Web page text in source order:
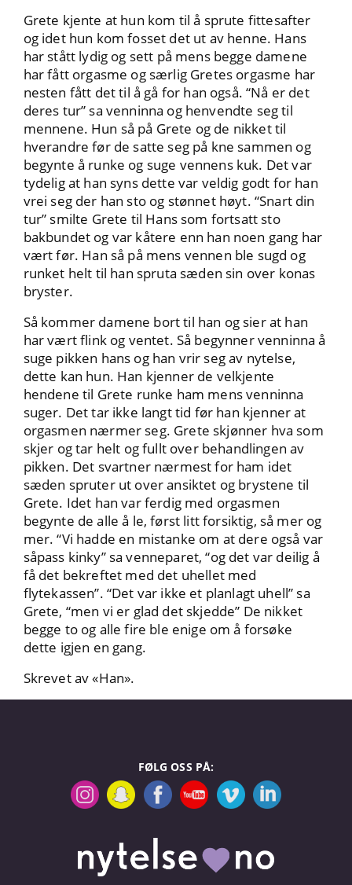
Grete kjente at hun kom til å sprute fittesafter
og idet hun kom fosset det ut av henne. Hans
har stått lydig og sett på mens begge damene
har fått orgasme og særlig Gretes orgasme har
nesten fått det til å gå for han også. “Nå er det
deres tur” sa venninna og henvendte seg til
mennene. Hun så på Grete og de nikket til
hverandre før de satte seg på kne sammen og
begynte å runke og suge vennens kuk. Det var
tydelig at han syns dette var veldig godt for han
vrei seg der han sto og stønnet høyt. “Snart din
tur” smilte Grete til Hans som fortsatt sto
bakbundet og var kåtere enn han noen gang har
vært før. Han så på mens vennen ble sugd og
runket helt til han spruta sæden sin over konas
bryster.
Så kommer damene bort til han og sier at han
har vært flink og ventet. Så begynner venninna å
suge pikken hans og han vrir seg av nytelse,
dette kan hun. Han kjenner de velkjente
hendene til Grete runke ham mens venninna
suger. Det tar ikke langt tid før han kjenner at
orgasmen nærmer seg. Grete skjønner hva som
skjer og tar helt og fullt over behandlingen av
pikken. Det svartner nærmest for ham idet
sæden spruter ut over ansiktet og brystene til
Grete. Idet han var ferdig med orgasmen
begynte de alle å le, først litt forsiktig, så mer og
mer. “Vi hadde en mistanke om at dere også var
såpass kinky” sa venneparet, “og det var deilig å
få det bekreftet med det uhellet med
flytekassen”. “Det var ikke et planlagt uhell” sa
Grete, “men vi er glad det skjedde” De nikket
begge to og alle fire ble enige om å forsøke
dette igjen en gang.
Skrevet av «Han».
FØLG OSS PÅ: